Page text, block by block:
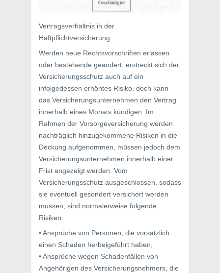
Vertragsverhältnis in der
Haftpflichtversicherung
Werden neue Rechtsvorschriften erlassen
oder bestehende geändert, erstreckt sich der
Versicherungsschutz auch auf ein
infolgedessen erhöhtes Risiko, doch kann
das Versicherungsunternehmen den Vertrag
innerhalb eines Monats kündigen. Im
Rahmen der Vorsorgeversicherung werden
nachträglich hinzugekommene Risiken in die
Deckung aufgenommen, müssen jedoch dem
Versicherungsunternehmen innerhalb einer
Frist angezeigt werden. Vom
Versicherungsschutz ausgeschlossen, sodass
sie eventuell gesondert versichert werden
müssen, sind normalerweise folgende
Risiken:
• Ansprüche von Personen, die vorsätzlich
einen Schaden herbeigeführt haben,
• Ansprüche wegen Schadenfällen von
Angehörigen des Versicherungsnehmers, die